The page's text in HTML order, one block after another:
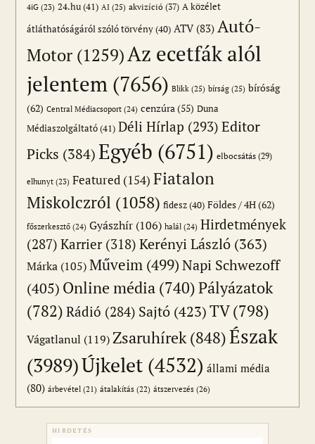
4iG (23) 24.hu(41) AI (25) akvizíció (37) A közélet
átláthatóságáról szóló törvény(40) ATV(83) Autó-
Motor (1259)Az ecetfák alól
jelentem (7656) Blikk (25) bírság (25) bíróság
(62) Central Médiacsoport (24) cenzúra(55) Duna
Médiaszolgáltató(41) Déli Hírlap (293) Editor
Picks (384)Egyéb (6751) elbocsátás (29)
elhunyt (23) Featured (154) Fiatalon
Miskolczról (1058) fidesz(40) Földes / 4H(62)
főszerkesztő (24) Gyászhír (106) halál (24) Hirdetmények
(287) Karrier(318) Kerényi László (363)
Márka (105) Műveim (499)Napi Schwezoff
(405) Online média (740)Pályázatok
(782) Rádió (284) Sajtó (423)TV(798)
Vágatlanul (119)Zsaruhírek(848)Észak
(3989)Újkelet (4532) állami média
(80) árbevétel (21) átalakítás (22) átszervezés (26)
HIRDETÉS